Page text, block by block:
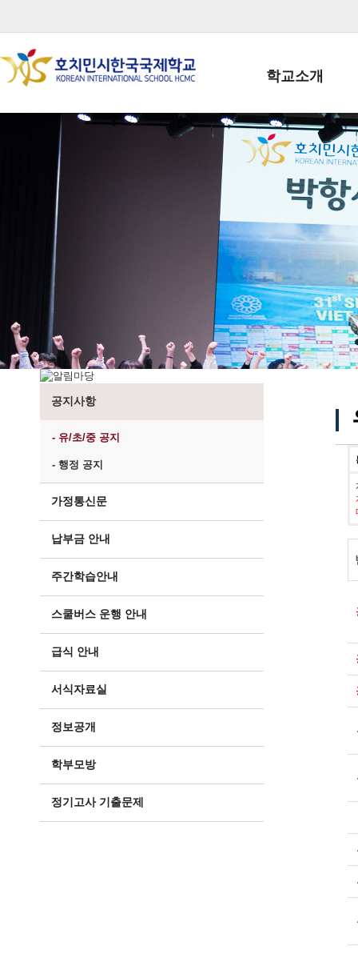
학교소개
학교장인사말
학생회장인사말
학교상징
학교 CI
교직원현황
학생현황
위치/전화
전경사진
공지사항
- 유/초/중 공지
- 행정 공지
가정통신문
납부금 안내
주간학습안내
스쿨버스 운행 안내
급식 안내
서식자료실
정보공개
학부모방
정기고사 기출문제